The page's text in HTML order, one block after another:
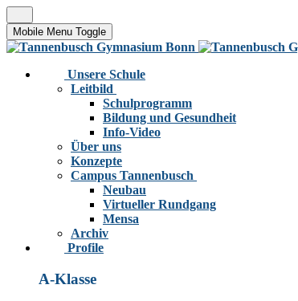
Mobile Menu Toggle
Unsere Schule
Leitbild
Schulprogramm
Bildung und Gesundheit
Info-Video
Über uns
Konzepte
Campus Tannenbusch
Neubau
Virtueller Rundgang
Mensa
Archiv
Profile
A-Klasse